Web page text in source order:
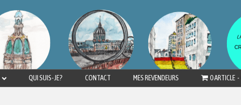
QUI SUIS-JE? CONTACT MES REVENDEURS 0 ARTICLE